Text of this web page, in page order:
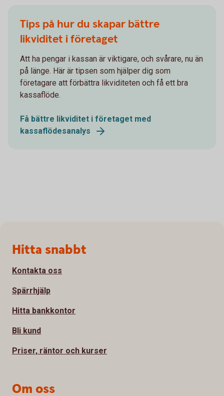
Tips på hur du skapar bättre
likviditet i företaget
Att ha pengar i kassan är viktigare, och svårare, nu än
på länge. Här är tipsen som hjälper dig som
företagare att förbättra likviditeten och få ett bra
kassaflöde.
Få bättre likviditet i företaget med
kassaflödesanalys
Sidfot
Hitta snabbt
Kontakta oss
Spärrhjälp
Hitta bankkontor
Bli kund
Priser, räntor och kurser
Om oss